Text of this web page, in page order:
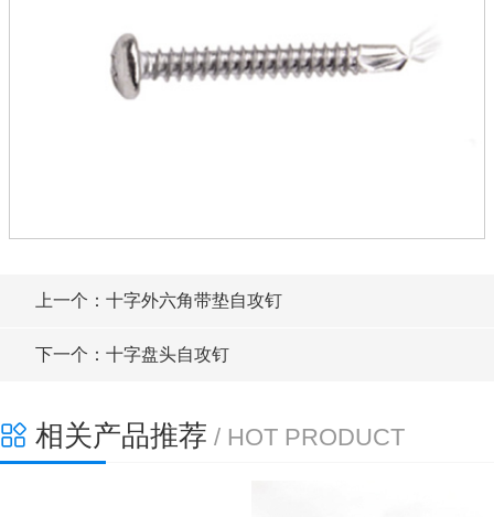
上一个：十字外六角带垫自攻钉
下一个：十字盘头自攻钉
相关产品推荐 / HOT PRODUCT